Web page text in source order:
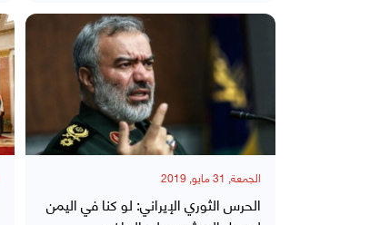
الجمعة, 31 مايو, 2019
الحرس الثوري الإيراني: لو كنا في اليمن